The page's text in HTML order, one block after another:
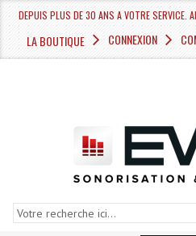
DEPUIS PLUS DE 30 ANS A VOTRE
LA BOUTIQUE CONNEXION